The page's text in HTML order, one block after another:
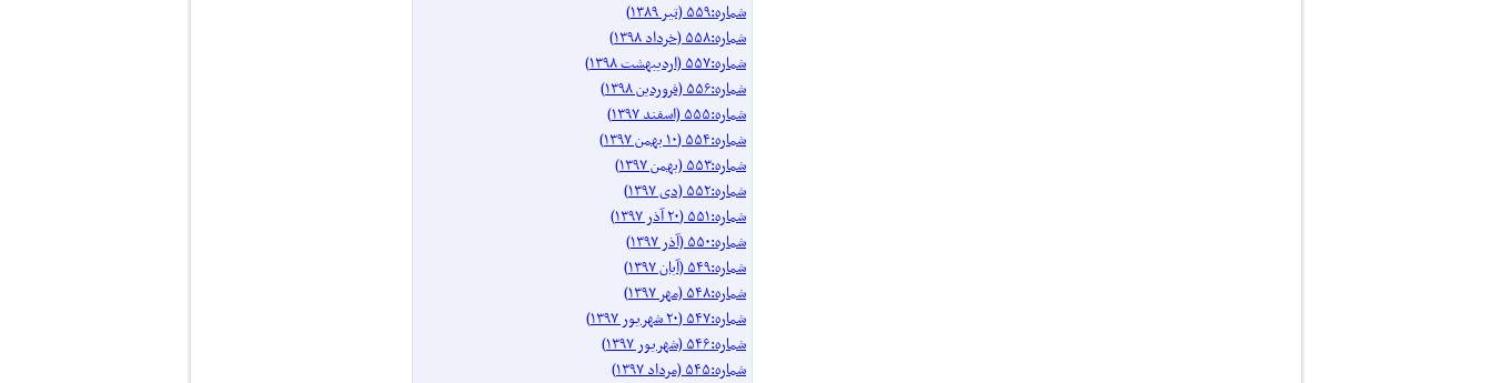
شماره:۵۵۹ (تیر ۱۳۸۹)
شماره:۵۵۸ (خرداد ۱۳۹۸)
شماره:۵۵۷ (اردیبهشت ۱۳۹۸)
شماره:۵۵۶ (فروردین ۱۳۹۸)
شماره:۵۵۵ (اسفند ۱۳۹۷)
شماره:۵۵۴ (۱۰ بهمن ۱۳۹۷)
شماره:۵۵۳ (بهمن ۱۳۹۷)
شماره:۵۵۲ (دی ۱۳۹۷)
شماره:۵۵۱ (۲۰ آذر ۱۳۹۷)
شماره:۵۵۰ (آذر ۱۳۹۷)
شماره:۵۴۹ (آبان ۱۳۹۷)
شماره:۵۴۸ (مهر ۱۳۹۷)
شماره:۵۴۷ (۲۰ شهریور ۱۳۹۷)
شماره:۵۴۶ (شهریور ۱۳۹۷)
شماره:۵۴۵ (مرداد ۱۳۹۷)